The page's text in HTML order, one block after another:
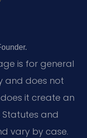
is for general
and does not
it create an
and
vary by case.